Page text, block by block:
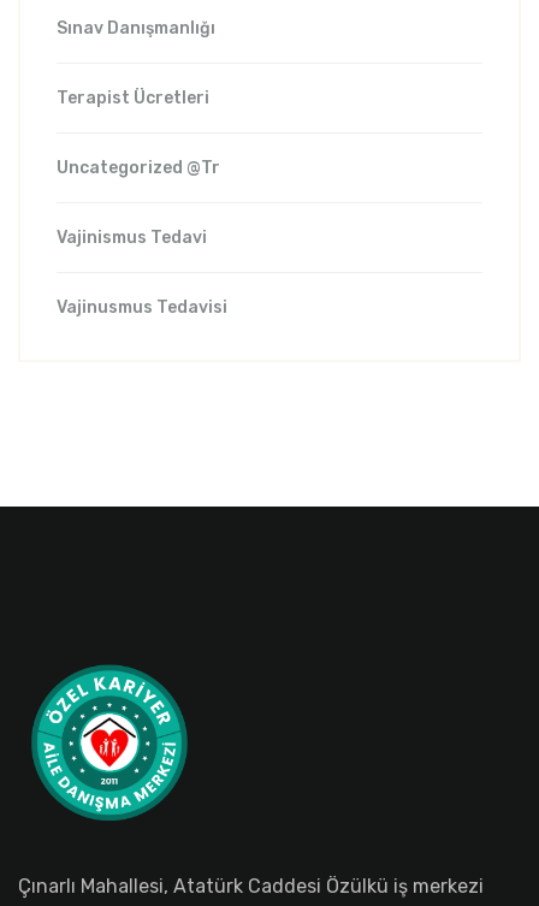
Sınav Danışmanlığı
Terapist Ücretleri
Uncategorized @tr
Vajinismus Tedavi
Vajinusmus Tedavisi
Çınarlı Mahallesi, Atatürk Caddesi Özülkü iş merkezi